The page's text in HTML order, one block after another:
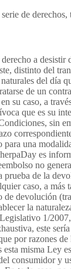
de
a
distinto del
del
de un
su caso, a
que es su
sin
una
es
no
de la
caso, a
devolución
la
1/
este
razones
misma Ley
consumidor y